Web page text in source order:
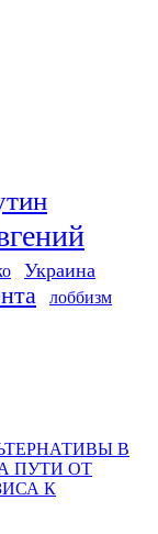
Украина
лоббизм
В
ПУТИ ОТ
К